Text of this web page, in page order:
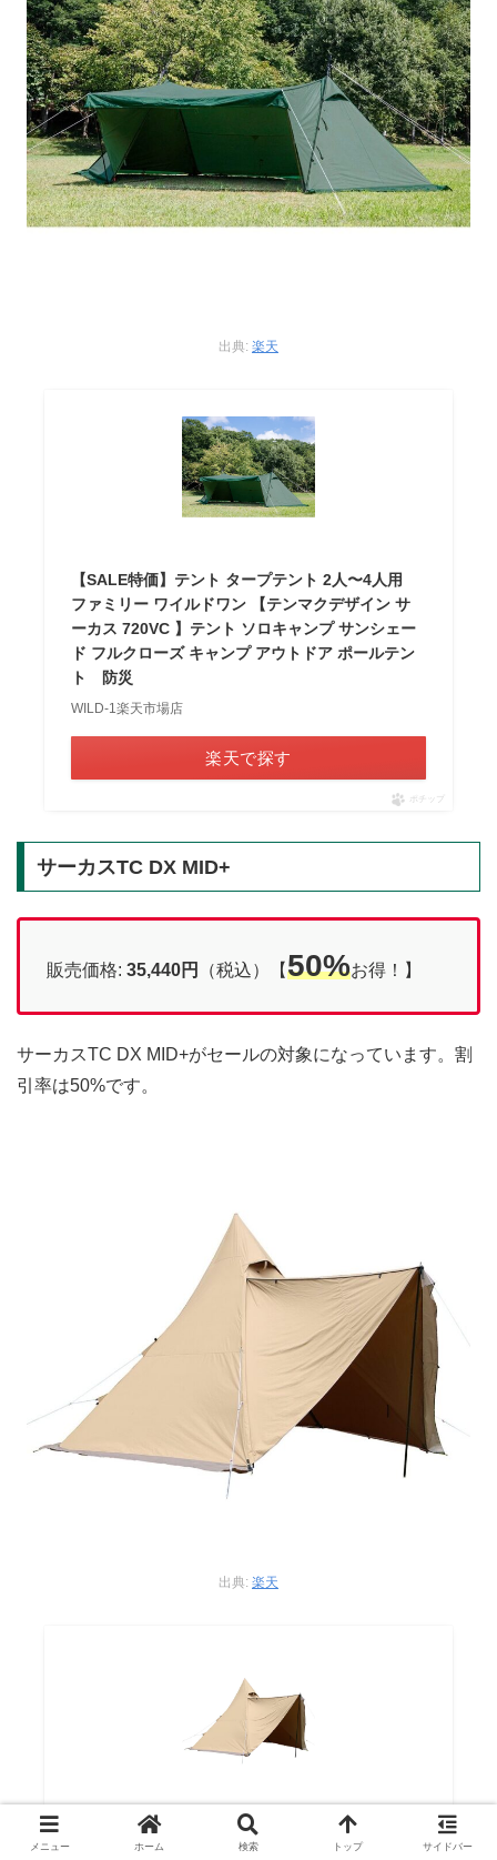
出典: 楽天
【SALE特価】テント タープテント 2人〜4人用
ファミリー ワイルドワン 【テンマクデザイン サ
ーカス 720VC 】テント ソロキャンプ サンシェー
ド フルクローズ キャンプ アウトドア ポールテン
ト 防災
WILD-1楽天市場店
楽天で探す
ポチップ
サーカスTC DX MID+
販売価格: 35,440円 （税込）【50%お得！】
サーカスTC DX MID+がセールの対象になっています。割
引率は50%です。
出典: 楽天
【SALE特価】テンマクデザイン サーカスTC DX
MID+（tent-Mark DESIGNS ）
メニュー ホーム 検索 トップ サイドバー